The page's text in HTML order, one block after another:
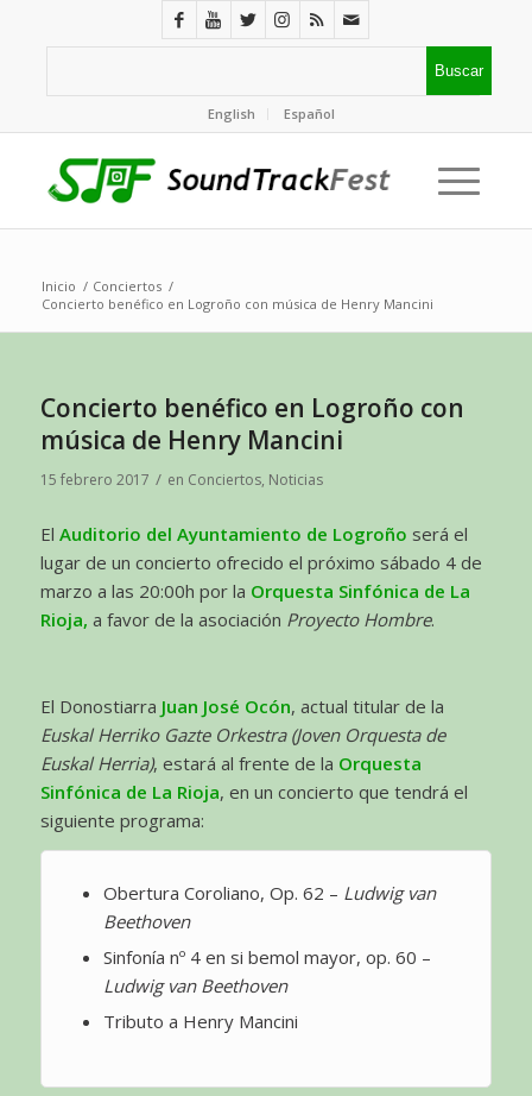
English Español
Inicio / Conciertos /
Concierto benéfico en Logroño con música de Henry Mancini
Concierto benéfico en Logroño con
música de Henry Mancini
15 febrero 2017 / en Conciertos, Noticias
El Auditorio del Ayuntamiento de Logroño será el
lugar de un concierto ofrecido el próximo sábado 4 de
marzo a las 20:00h por la Orquesta Sinfónica de La
Rioja, a favor de la asociación Proyecto Hombre.
El Donostiarra Juan José Ocón, actual titular de la
Euskal Herriko Gazte Orkestra (Joven Orquesta de
Euskal Herria), estará al frente de la Orquesta
Sinfónica de La Rioja, en un concierto que tendrá el
siguiente programa:
Obertura Coroliano, Op. 62 – Ludwig van
Beethoven
Sinfonía nº 4 en si bemol mayor, op. 60 –
Ludwig van Beethoven
Tributo a Henry Mancini